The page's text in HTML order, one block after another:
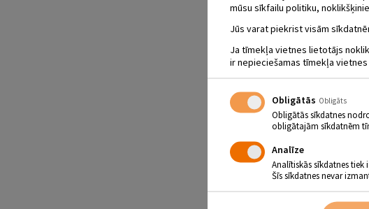
mūsu sīkfailu politiku,
Jūs varat piekrist visām
Ja tīmekļa vietnes lietotājs
ir nepieciešamas tīmekļa
Obligātās Obligāts
Obligātās sīkdatnes
obligātajām sīkdatnēm
Analīze
Analītiskās sīkdatnes
Šīs sīkdatnes nevar